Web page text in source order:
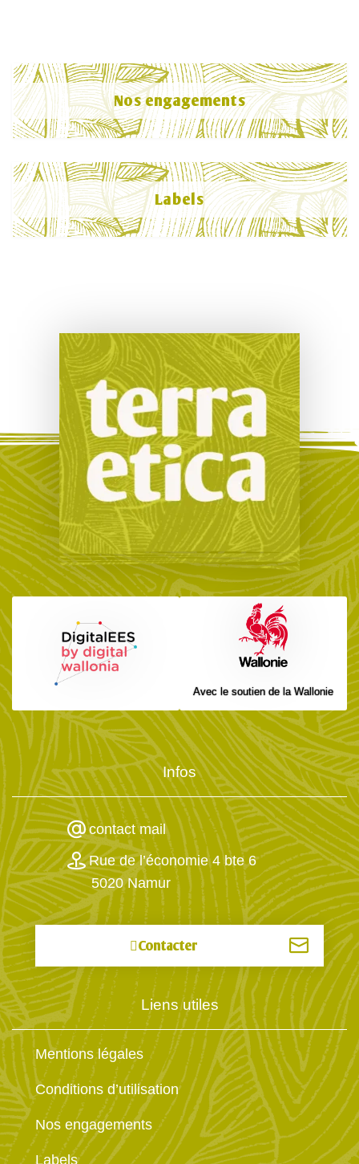
Nos engagements
Labels
Avec le soutien de la Wallonie
Infos
contact mail
Rue de l’économie 4 bte 6
5020 Namur
Contacter
Liens utiles
Mentions légales
Conditions d’utilisation
Nos engagements
Labels